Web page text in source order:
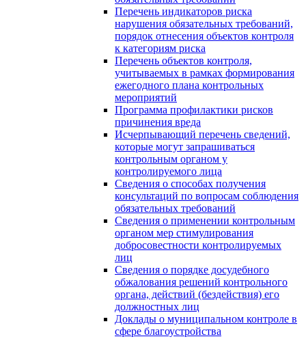
Перечень индикаторов риска
нарушения обязательных требований,
порядок отнесения объектов контроля
к категориям риска
Перечень объектов контроля,
учитываемых в рамках формирования
ежегодного плана контрольных
мероприятий
Программа профилактики рисков
причинения вреда
Исчерпывающий перечень сведений,
которые могут запрашиваться
контрольным органом у
контролируемого лица
Сведения о способах получения
консультаций по вопросам соблюдения
обязательных требований
Сведения о применении контрольным
органом мер стимулирования
добросовестности контролируемых
лиц
Сведения о порядке досудебного
обжалования решений контрольного
органа, действий (бездействия) его
должностных лиц
Доклады о муниципальном контроле в
сфере благоустройства